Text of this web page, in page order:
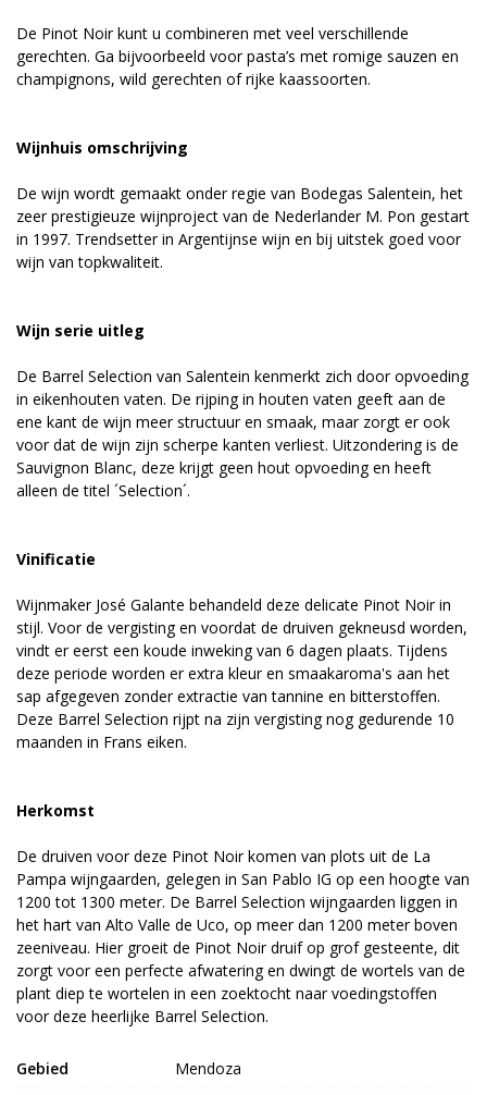
De Pinot Noir kunt u combineren met veel verschillende
gerechten. Ga bijvoorbeeld voor pasta’s met romige sauzen en
champignons, wild gerechten of rijke kaassoorten.
Wijnhuis omschrijving
De wijn wordt gemaakt onder regie van Bodegas Salentein, het
zeer prestigieuze wijnproject van de Nederlander M. Pon gestart
in 1997. Trendsetter in Argentijnse wijn en bij uitstek goed voor
wijn van topkwaliteit.
Wijn serie uitleg
De Barrel Selection van Salentein kenmerkt zich door opvoeding
in eikenhouten vaten. De rijping in houten vaten geeft aan de
ene kant de wijn meer structuur en smaak, maar zorgt er ook
voor dat de wijn zijn scherpe kanten verliest. Uitzondering is de
Sauvignon Blanc, deze krijgt geen hout opvoeding en heeft
alleen de titel ´Selection´.
Vinificatie
Wijnmaker José Galante behandeld deze delicate Pinot Noir in
stijl. Voor de vergisting en voordat de druiven gekneusd worden,
vindt er eerst een koude inweking van 6 dagen plaats. Tijdens
deze periode worden er extra kleur en smaakaroma's aan het
sap afgegeven zonder extractie van tannine en bitterstoffen.
Deze Barrel Selection rijpt na zijn vergisting nog gedurende 10
maanden in Frans eiken.
Herkomst
De druiven voor deze Pinot Noir komen van plots uit de La
Pampa wijngaarden, gelegen in San Pablo IG op een hoogte van
1200 tot 1300 meter. De Barrel Selection wijngaarden liggen in
het hart van Alto Valle de Uco, op meer dan 1200 meter boven
zeeniveau. Hier groeit de Pinot Noir druif op grof gesteente, dit
zorgt voor een perfecte afwatering en dwingt de wortels van de
plant diep te wortelen in een zoektocht naar voedingstoffen
voor deze heerlijke Barrel Selection.
Gebied
Mendoza